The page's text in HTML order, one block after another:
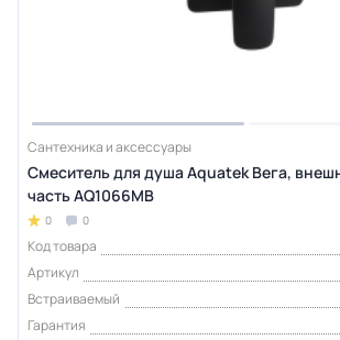
Сантехника и аксессуары
Смеситель для душа Aquatek Вега,
часть AQ1066MB
0 0
Код товара
Артикул
Встраиваемый
Гарантия